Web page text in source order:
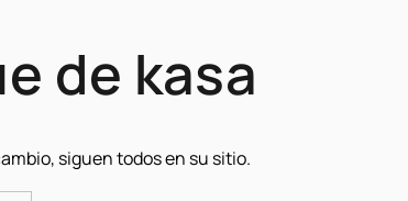
de kasa
siguen todos en su sitio.